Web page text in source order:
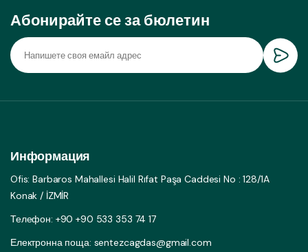
Абонирайте се за бюлетин
Информация
Ofis: Barbaros Mahallesi Halil Rıfat Paşa Caddesi No : 128/1A
Konak / İZMİR
Телефон: +90 +90 533 353 74 17
Електронна поща: sentezcagdas@gmail.com